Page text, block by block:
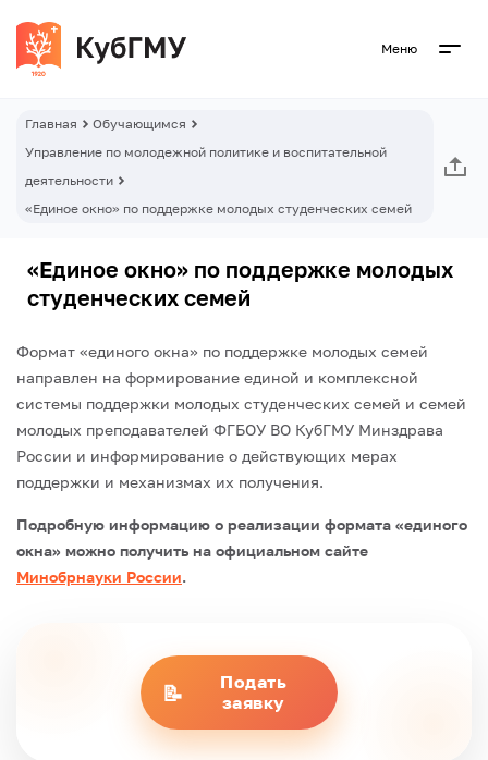
Меню
Главная
Обучающимся
Управление по молодежной политике и воспитательной
деятельности
«Единое окно» по поддержке молодых студенческих семей
«Единое окно» по поддержке молодых
студенческих семей
Формат «единого окна» по поддержке молодых семей
направлен на формирование единой и комплексной
системы поддержки молодых студенческих семей и семей
молодых преподавателей ФГБОУ ВО КубГМУ Минздрава
России и информирование о действующих мерах
поддержки и механизмах их получения.
Подробную информацию о реализации формата «единого
окна» можно получить на официальном сайте
Минобрнауки России.
📝
Подать
заявку